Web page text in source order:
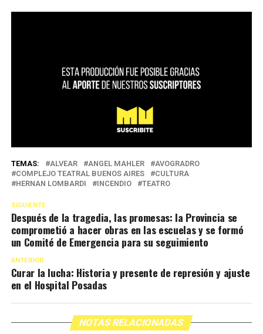
TEMAS: ALVEAR ANGEL MAHLER
AVOGRADRO
COMPLEJO TEATRAL BUENOS AIRES
CULTURA
HERNAN LOMBARDI
INCENDIO TEATRO
SIGUIENTE
Después de la tragedia, las promesas: la Provincia se
comprometió a hacer obras en las escuelas y se formó
un Comité de Emergencia para su seguimiento
ANTERIOR
Curar la lucha: Historia y presente de represión y ajuste
en el Hospital Posadas
NOTAS RELACIONADAS